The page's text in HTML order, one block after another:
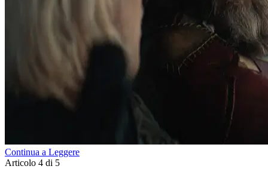
Continua a Leggere
Articolo 4 di 5